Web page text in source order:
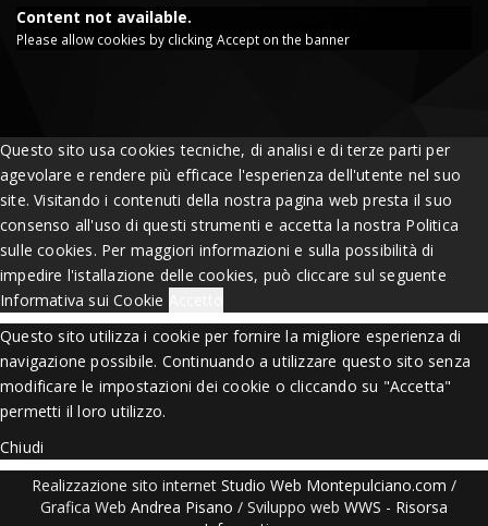
Content not available.
Please allow cookies by clicking Accept on the banner
Questo sito usa cookies tecniche, di analisi e di terze parti per
agevolare e rendere più efficace l'esperienza dell'utente nel suo
site. Visitando i contenuti della nostra pagina web presta il suo
consenso all'uso di questi strumenti e accetta la nostra Politica
sulle cookies. Per maggiori informazioni e sulla possibilità di
impedire l'istallazione delle cookies, può cliccare sul seguente
Informativa sui Cookie
Questo sito utilizza i cookie per fornire la migliore esperienza di
navigazione possibile. Continuando a utilizzare questo sito senza
modificare le impostazioni dei cookie o cliccando su "Accetta"
permetti il loro utilizzo.
Chiudi
Realizzazione sito internet Studio Web Montepulciano.com /
Grafica Web Andrea Pisano / Sviluppo web WWS - Risorsa